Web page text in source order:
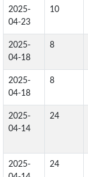
2025-
04-23
10
2025-
04-18
8
2025-
04-18
8
2025-
04-14
24
2025-
24